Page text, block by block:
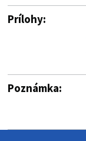
Prílohy:
Poznámka: